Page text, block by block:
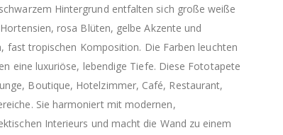
Hintergrund entfalten sich große weiße
rosa Blüten, gelbe Akzente und
fast tropischen Komposition. Die Farben leuchten
eine luxuriöse, lebendige Tiefe. Diese Fototapete
Boutique, Hotelzimmer, Café, Restaurant,
Sie harmoniert mit modernen,
Interieurs und macht die Wand zu einem